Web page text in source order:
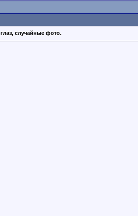
случайные фото.